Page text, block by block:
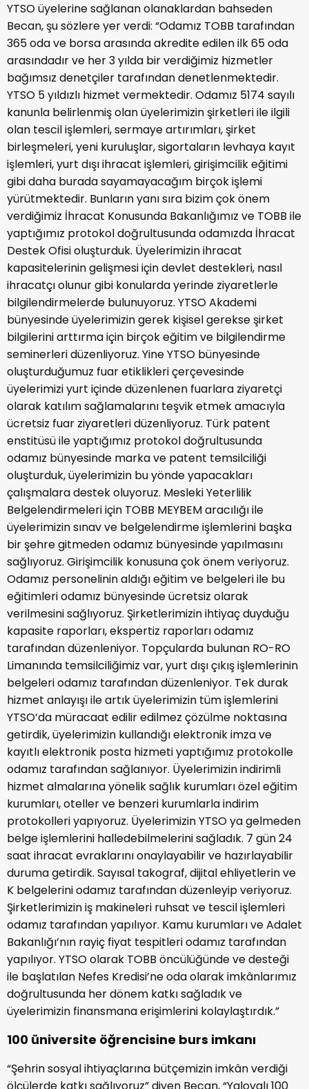
YTSO üyelerine sağlanan olanaklardan bahseden
Becan, şu sözlere yer verdi: “Odamız TOBB tarafından
365 oda ve borsa arasında akredite edilen ilk 65 oda
arasındadır ve her 3 yılda bir verdiğimiz hizmetler
bağımsız denetçiler tarafından denetlenmektedir.
YTSO 5 yıldızlı hizmet vermektedir. Odamız 5174 sayılı
kanunla belirlenmiş olan üyelerimizin şirketleri ile ilgili
olan tescil işlemleri, sermaye artırımları, şirket
birleşmeleri, yeni kuruluşlar, sigortaların levhaya kayıt
işlemleri, yurt dışı ihracat işlemleri, girişimcilik eğitimi
gibi daha burada sayamayacağım birçok işlemi
yürütmektedir. Bunların yanı sıra bizim çok önem
verdiğimiz İhracat Konusunda Bakanlığımız ve TOBB ile
yaptığımız protokol doğrultusunda odamızda İhracat
Destek Ofisi oluşturduk. Üyelerimizin ihracat
kapasitelerinin gelişmesi için devlet destekleri, nasıl
ihracatçı olunur gibi konularda yerinde ziyaretlerle
bilgilendirmelerde bulunuyoruz. YTSO Akademi
bünyesinde üyelerimizin gerek kişisel gerekse şirket
bilgilerini arttırma için birçok eğitim ve bilgilendirme
seminerleri düzenliyoruz. Yine YTSO bünyesinde
oluşturduğumuz fuar etiklikleri çerçevesinde
üyelerimizi yurt içinde düzenlenen fuarlara ziyaretçi
olarak katılım sağlamalarını teşvik etmek amacıyla
ücretsiz fuar ziyaretleri düzenliyoruz. Türk patent
enstitüsü ile yaptığımız protokol doğrultusunda
odamız bünyesinde marka ve patent temsilciliği
oluşturduk, üyelerimizin bu yönde yapacakları
çalışmalara destek oluyoruz. Mesleki Yeterlilik
Belgelendirmeleri için TOBB MEYBEM aracılığı ile
üyelerimizin sınav ve belgelendirme işlemlerini başka
bir şehre gitmeden odamız bünyesinde yapılmasını
sağlıyoruz. Girişimcilik konusuna çok önem veriyoruz.
Odamız personelinin aldığı eğitim ve belgeleri ile bu
eğitimleri odamız bünyesinde ücretsiz olarak
verilmesini sağlıyoruz. Şirketlerimizin ihtiyaç duyduğu
kapasite raporları, ekspertiz raporları odamız
tarafından düzenleniyor. Topçularda bulunan RO-RO
Limanında temsilciliğimiz var, yurt dışı çıkış işlemlerinin
belgeleri odamız tarafından düzenleniyor. Tek durak
hizmet anlayışı ile artık üyelerimizin tüm işlemlerini
YTSO’da müracaat edilir edilmez çözülme noktasına
getirdik, üyelerimizin kullandığı elektronik imza ve
kayıtlı elektronik posta hizmeti yaptığımız protokolle
odamız tarafından sağlanıyor. Üyelerimizin indirimli
hizmet almalarına yönelik sağlık kurumları özel eğitim
kurumları, oteller ve benzeri kurumlarla indirim
protokolleri yapıyoruz. Üyelerimizin YTSO ya gelmeden
belge işlemlerini halledebilmelerini sağladık. 7 gün 24
saat ihracat evraklarını onaylayabilir ve hazırlayabilir
duruma getirdik. Sayısal takograf, dijital ehliyetlerin ve
K belgelerini odamız tarafından düzenleyip veriyoruz.
Şirketlerimizin iş makineleri ruhsat ve tescil işlemleri
odamız tarafından yapılıyor. Kamu kurumları ve Adalet
Bakanlığı’nın rayiç fiyat tespitleri odamız tarafından
yapılıyor. YTSO olarak TOBB öncülüğünde ve desteği
ile başlatılan Nefes Kredisi’ne oda olarak imkânlarımız
doğrultusunda her dönem katkı sağladık ve
üyelerimizin finansmana erişimlerini kolaylaştırdık.”
100 üniversite öğrencisine burs imkanı
“Şehrin sosyal ihtiyaçlarına bütçemizin imkân verdiği